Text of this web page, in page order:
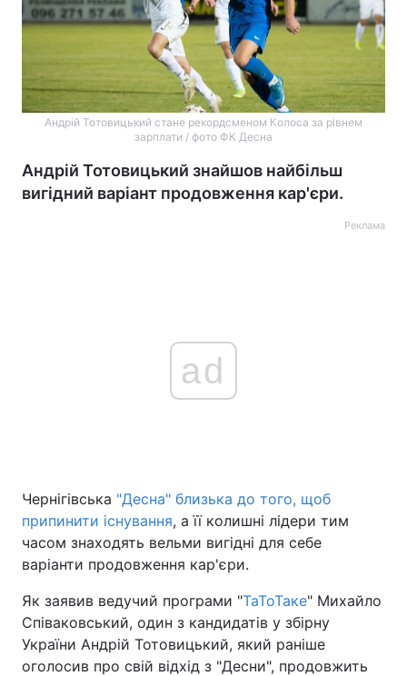
Андрій Тотовицький стане рекордсменом Колоса за рівнем
зарплати / фото ФК Десна
Андрій Тотовицький знайшов найбільш
вигідний варіант продовження кар'єри.
Реклама
ad
Чернігівська "Десна" близька до того, щоб
припинити існування, а її колишні лідери тим
часом знаходять вельми вигідні для себе
варіанти продовження кар'єри.
Як заявив ведучий програми "ТаТоТаке" Михайло
Співаковський, один з кандидатів у збірну
України Андрій Тотовицький, який раніше
оголосив про свій відхід з "Десни", продовжить